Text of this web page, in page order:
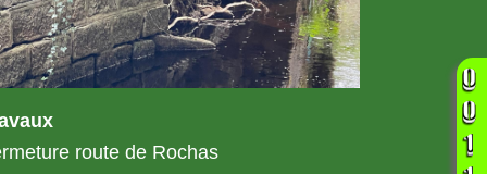
route de Rochas